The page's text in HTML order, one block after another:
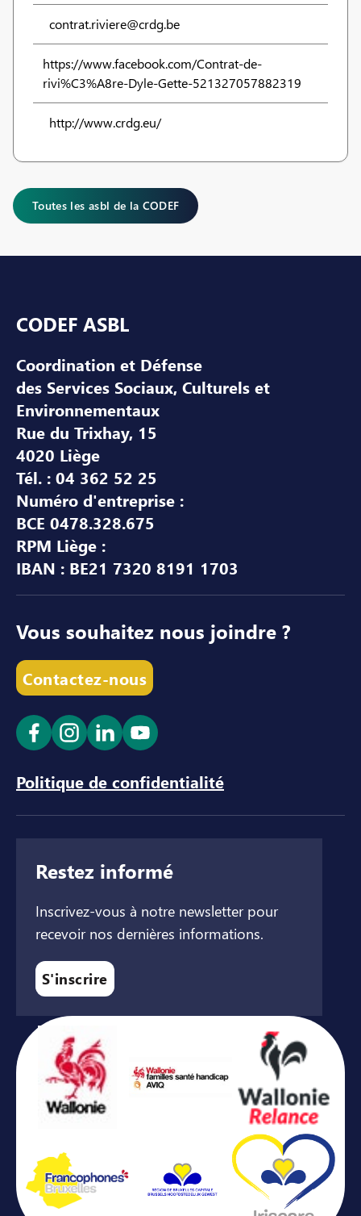
contrat.riviere@crdg.be
https://www.facebook.com/Contrat-de-
rivi%C3%A8re-Dyle-Gette-521327057882319
http://www.crdg.eu/
Toutes les asbl de la CODEF
CODEF ASBL
Coordination et Défense
des Services Sociaux, Culturels et
Environnementaux
Rue du Trixhay, 15
4020 Liège
Tél. : 04 362 52 25
Numéro d'entreprise :
BCE 0478.328.675
RPM Liège :
IBAN : BE21 7320 8191 1703
Vous souhaitez nous joindre ?
Contactez-nous
Ouvrir le lien dans un nouvel onglet
Ouvrir le lien dans un nouvel onglet
Ouvrir le lien dans un nouvel
Ouvrir le lien dans un
Politique de confidentialité
Restez informé
Inscrivez-vous à notre newsletter pour
recevoir nos dernières informations.
S'inscrire
Avec le soutien de ...